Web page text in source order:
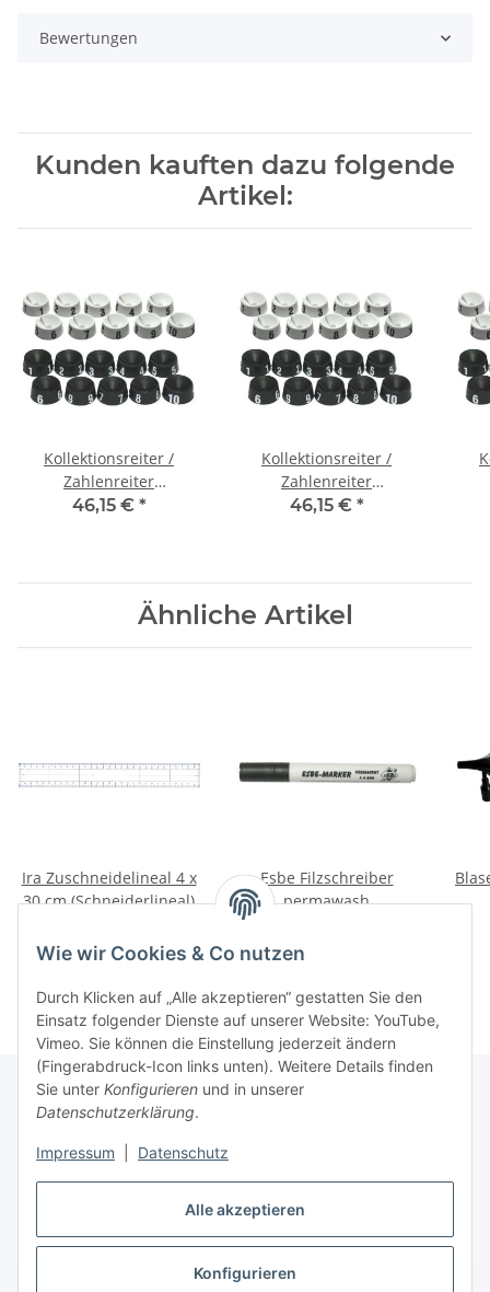
Alle akzeptieren
Konfigurieren
Wie wir Cookies & Co nutzen
Durch Klicken auf „Alle akzeptieren“ gestatten Sie den
Einsatz folgender Dienste auf unserer Website: YouTube,
Vimeo. Sie können die Einstellung jederzeit ändern
(Fingerabdruck-Icon links unten). Weitere Details finden
Sie unter Konfigurieren und in unserer
Datenschutzerklärung.
Impressum Datenschutz
Bewertungen
Kunden kauften dazu folgende
Artikel:
Kollektionsreiter /
Zahlenreiter
nummeriert (100 Stück)
46,15 € *
Kollektionsreiter /
Zahlenreiter
nummeriert (100 Stück)
46,15 € *
Ähnliche Artikel
Ira Zuschneidelineal 4 x
30 cm (Schneiderlineal)
Esbe Filzschreiber
permawash
Vertrag widerrufen